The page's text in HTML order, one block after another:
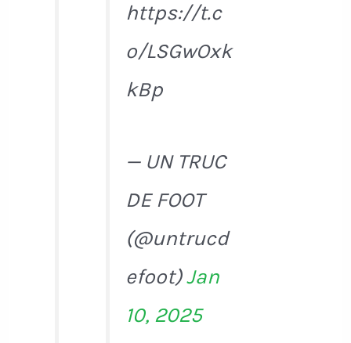
https://t.c
o/LSGwOxk
kBp
— UN TRUC
DE FOOT
(@untrucd
efoot)Jan
10, 2025